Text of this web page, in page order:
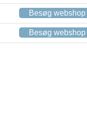
Besøg webshop
Besøg webshop